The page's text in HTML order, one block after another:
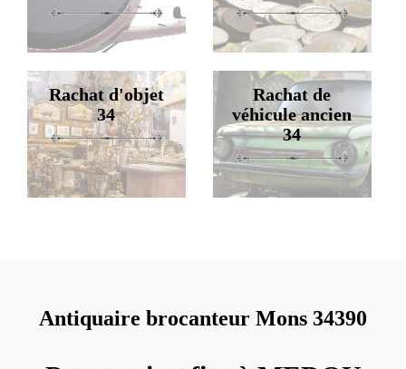
Rachat d'objet
34
Rachat de
véhicule ancien
34
Antiquaire brocanteur Mons 34390